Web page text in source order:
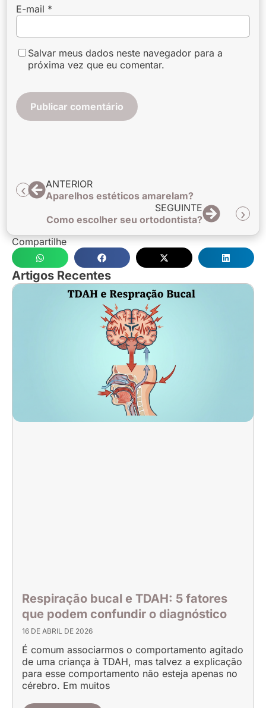
E-mail *
Salvar meus dados neste navegador para a
próxima vez que eu comentar.
ANTERIOR
Aparelhos estéticos amarelam?
SEGUINTE
Como escolher seu ortodontista?
Compartilhe
Artigos Recentes
Respiração bucal e TDAH: 5 fatores
que podem confundir o diagnóstico
16 DE ABRIL DE 2026
É comum associarmos o comportamento agitado
de uma criança à TDAH, mas talvez a explicação
para esse comportamento não esteja apenas no
cérebro. Em muitos